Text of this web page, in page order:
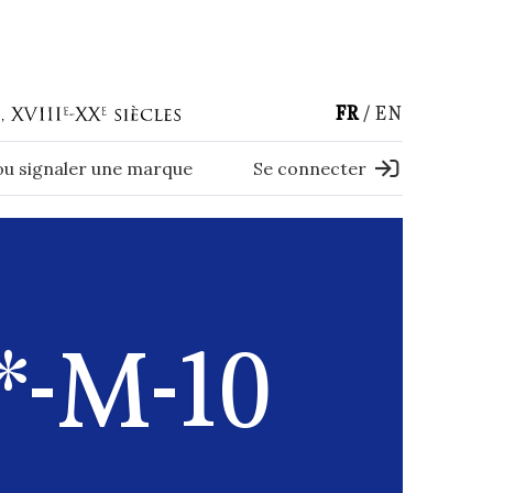
FR EN
signaler une marque Se connecter
M-10